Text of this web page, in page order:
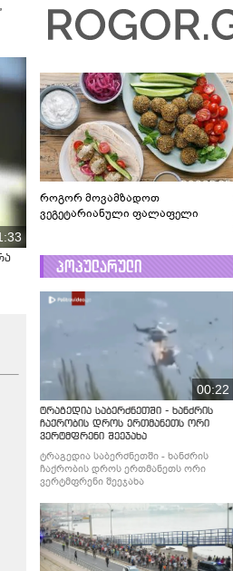
გავლას ვერ ახერხებენ
როგორ მოვამზადოთ
ვეგეტარიანული ფალაფელი
პოპულარული
00:22
ტრაგედია საბერძნეთში - ხანძრის
ჩაქრობის დროს ერთმანეთს ორი
ვერტმფრენი შეეჯახა
ტრაგედია საბერძნეთში - ხანძრის
ჩაქრობის დროს ერთმანეთს ორი
ვერტმფრენი შეეჯახა